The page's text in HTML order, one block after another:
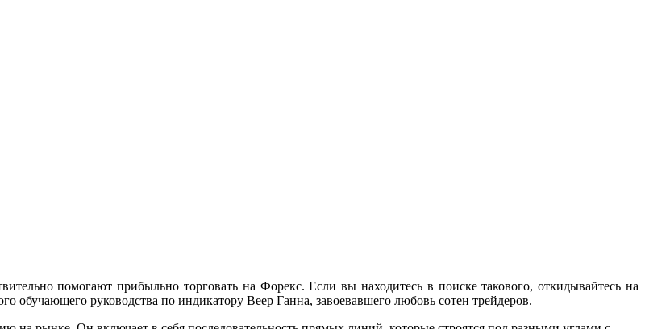
помогают прибыльно торговать на Форекс. Если вы находитесь в поиске такового, откидывайтесь на
обучающего руководства по индикатору Веер Ганна, завоевавшего любовь сотен трейдеров.